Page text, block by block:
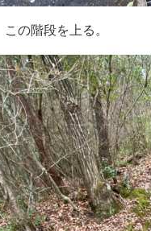
の階段を上る。